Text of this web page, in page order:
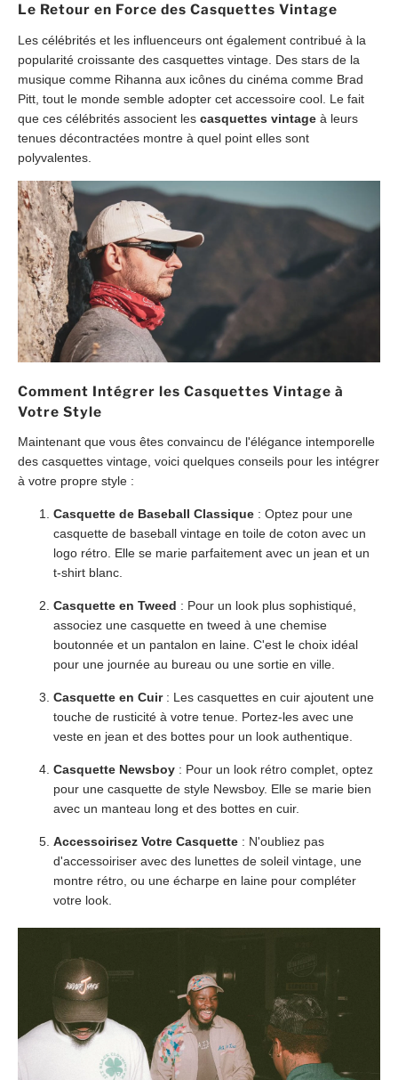
Le Retour en Force des Casquettes Vintage
Les célébrités et les influenceurs ont également contribué à la
popularité croissante des casquettes vintage. Des stars de la
musique comme Rihanna aux icônes du cinéma comme Brad
Pitt, tout le monde semble adopter cet accessoire cool. Le fait
que ces célébrités associent les casquettes vintage à leurs
tenues décontractées montre à quel point elles sont
polyvalentes.
Comment Intégrer les Casquettes Vintage à
Votre Style
Maintenant que vous êtes convaincu de l'élégance intemporelle
des casquettes vintage, voici quelques conseils pour les intégrer
à votre propre style :
Casquette de Baseball Classique : Optez pour une
casquette de baseball vintage en toile de coton avec un
logo rétro. Elle se marie parfaitement avec un jean et un
t-shirt blanc.
Casquette en Tweed : Pour un look plus sophistiqué,
associez une casquette en tweed à une chemise
boutonnée et un pantalon en laine. C'est le choix idéal
pour une journée au bureau ou une sortie en ville.
Casquette en Cuir: Les casquettes en cuir ajoutent une
touche de rusticité à votre tenue. Portez-les avec une
veste en jean et des bottes pour un look authentique.
Casquette Newsboy : Pour un look rétro complet, optez
pour une casquette de style Newsboy. Elle se marie bien
avec un manteau long et des bottes en cuir.
Accessoirisez Votre Casquette : N'oubliez pas
d'accessoiriser avec des lunettes de soleil vintage, une
montre rétro, ou une écharpe en laine pour compléter
votre look.